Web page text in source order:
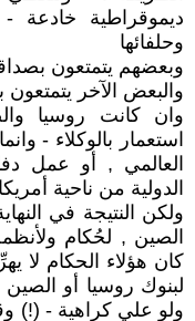
ديموقراطية خادعة -
وحلفائها
وبعضهم يتمتعون
والبعض الآخر
وان كانت روسيا
استعمار بالوكلاء -
العالمي , أو عمل
الدولية من ناحية
ولكن النتيجة في
الصين , لحُكام
كان هؤلاء الحكام لا
لبنوك روسيا أو
ولو علي كراهية - (!)